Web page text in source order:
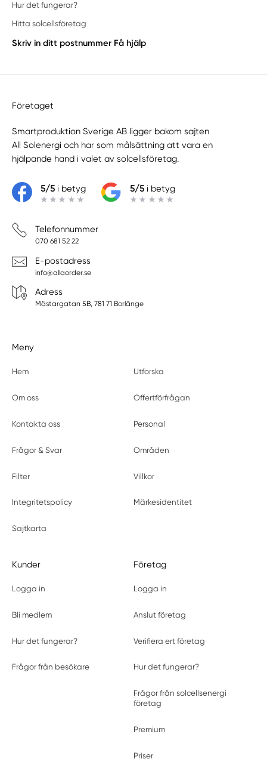
Hur det fungerar?
Hitta solcellsföretag
Skriv in ditt postnummer Få hjälp
Företaget
Smartproduktion Sverige AB ligger bakom sajten
All Solenergi och har som målsättning att vara en
hjälpande hand i valet av solcellsföretag.
5/5i betyg 5/5i betyg
Telefonnummer
070 681 52 22
E-postadress
info@allaorder.se
Adress
Mästargatan 5B, 781 71 Borlänge
Meny
Hem Utforska
Om oss Offertförfrågan
Kontakta oss Personal
Frågor & Svar Områden
Filter Villkor
Integritetspolicy Märkesidentitet
Sajtkarta
Kunder
Logga in
Bli medlem
Hur det fungerar?
Frågor från besökare
Företag
Logga in
Anslut företag
Verifiera ert företag
Hur det fungerar?
Frågor från solcellsenergi
företag
Premium
Priser